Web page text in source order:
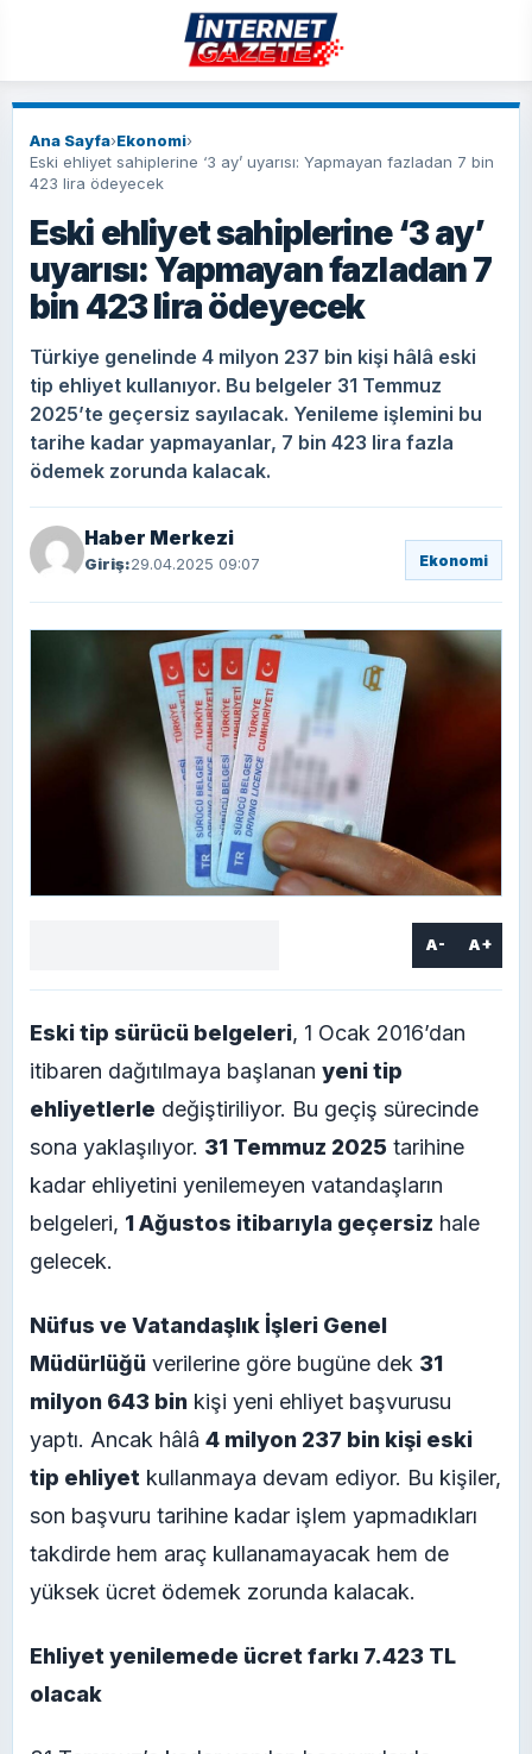
Ana Sayfa›Ekonomi›
Eski ehliyet sahiplerine ‘3 ay’ uyarısı: Yapmayan fazladan 7 bin
423 lira ödeyecek
Eski ehliyet sahiplerine ‘3 ay’
uyarısı: Yapmayan fazladan 7
bin 423 lira ödeyecek
Türkiye genelinde 4 milyon 237 bin kişi hâlâ eski
tip ehliyet kullanıyor. Bu belgeler 31 Temmuz
2025’te geçersiz sayılacak. Yenileme işlemini bu
tarihe kadar yapmayanlar, 7 bin 423 lira fazla
ödemek zorunda kalacak.
Haber Merkezi
Giriş:29.04.2025 09:07 Ekonomi
A- A+
Eski tip sürücü belgeleri, 1 Ocak 2016’dan
itibaren dağıtılmaya başlanan yeni tip
ehliyetlerle değiştiriliyor. Bu geçiş sürecinde
sona yaklaşılıyor. 31 Temmuz 2025 tarihine
kadar ehliyetini yenilemeyen vatandaşların
belgeleri, 1 Ağustos itibarıyla geçersiz hale
gelecek.
Nüfus ve Vatandaşlık İşleri Genel
Müdürlüğü verilerine göre bugüne dek 31
milyon 643 bin kişi yeni ehliyet başvurusu
yaptı. Ancak hâlâ 4 milyon 237 bin kişi eski
tip ehliyet kullanmaya devam ediyor. Bu kişiler,
son başvuru tarihine kadar işlem yapmadıkları
takdirde hem araç kullanamayacak hem de
yüksek ücret ödemek zorunda kalacak.
Ehliyet yenilemede ücret farkı 7.423 TL
olacak